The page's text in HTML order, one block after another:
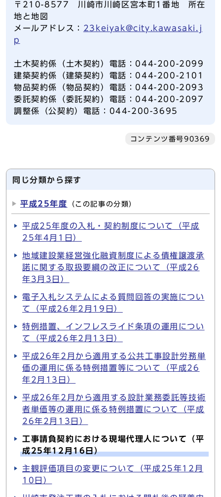
〒210-8577 川崎市川崎区宮本町1番地 所在
地と地図
メールアドレス： 23keiyak@city.kawasaki.j
p
土木契約係（土木契約）電話：044-200-2099
建築契約係（建築契約）電話：044-200-2101
物品契約係（物品契約）電話：044-200-2093
委託契約係（委託契約）電話：044-200-2097
調整係（公契約）電話：044-200-3695
コンテンツ番号90369
同じ分類から探す
平成25年度 （この記事の分類）
平成25年度の入札・契約制度について（平成
25年4月1日）
地域建設業経営強化融資制度による債権譲渡承
諾に関する取扱要綱の改正について（平成26
年3月3日）
電子入札システムによる質問回答の実施につい
て（平成26年2月19日）
特例措置、インフレスライド条項の運用につい
て（平成26年2月13日）
平成26年2月から適用する公共工事設計労務単
価の運用に係る特例措置等について（平成26
年2月13日）
平成26年2月から適用する設計業務委託等技術
者単価等の運用に係る特例措置について（平成
26年2月13日）
工事請負契約における現場代理人について（平
成25年12月16日）
主観評価項目の変更について（平成25年12月
10日）